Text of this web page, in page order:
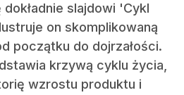
slajdowi 'Cykl
on skomplikowaną
początku do dojrzałości.
krzywą cyklu życia,
wzrostu produktu i